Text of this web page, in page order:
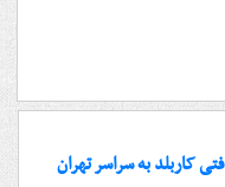
کاربلد به سراسر تهران